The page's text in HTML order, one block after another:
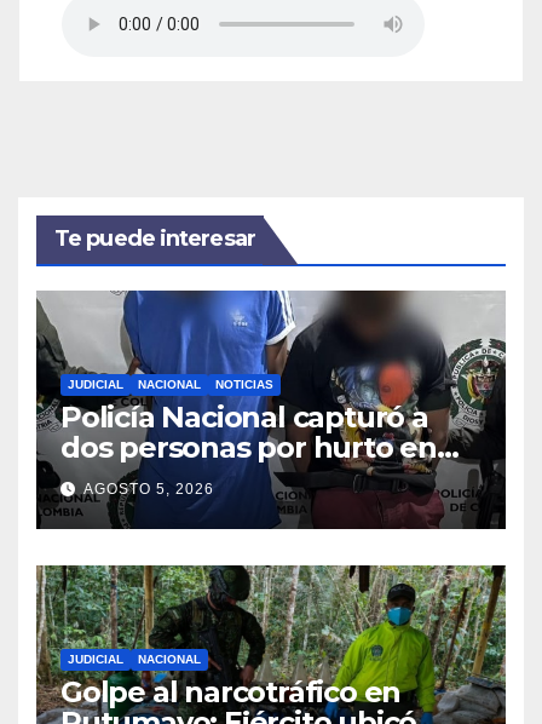
Te puede interesar
JUDICIAL NACIONAL NOTICIAS
Policía Nacional capturó a
dos personas por hurto en
Ipiales, Nariño
AGOSTO 5, 2026
JUDICIAL NACIONAL
Golpe al narcotráfico en